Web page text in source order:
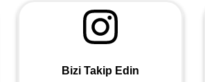
Bizi Takip Edin